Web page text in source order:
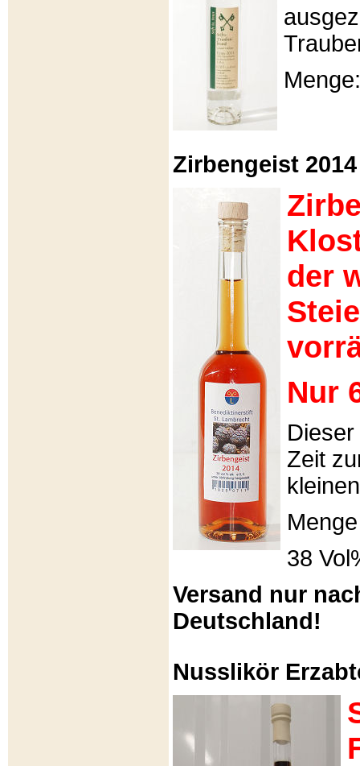
Zirbengeist
der
Nur
Zeit
38
Versand nur
Deutschland!
Nusslikör